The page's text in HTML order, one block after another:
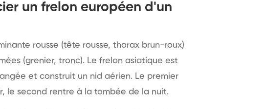
un frelon européen d'un
rousse (tête rousse, thorax brun-roux)
(grenier, tronc). Le frelon asiatique est
et construit un nid aérien. Le premier
le second rentre à la tombée de la nuit.